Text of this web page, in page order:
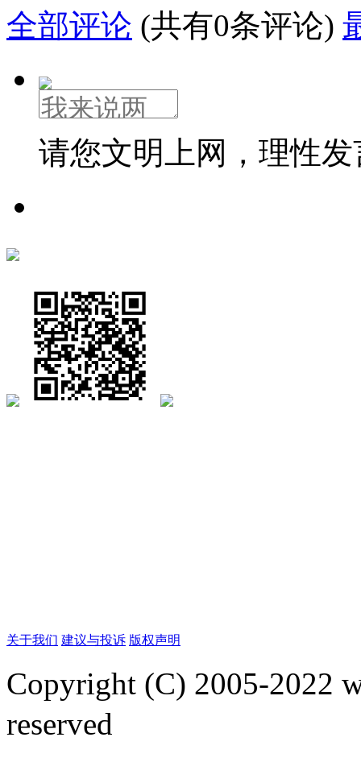
全部评论 (共有0条评论)
请您文明上网，理性
关于我们 建议与投诉 版权声明
Copyright (C) 2005-2022
reserved